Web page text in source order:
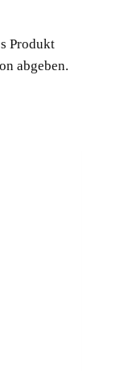
Produkt
abgeben.